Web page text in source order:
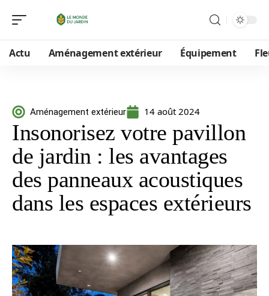
Actu Aménagement extérieur Équipement
Aménagement extérieur 14 août 2024
Insonorisez votre pavillon
de jardin : les avantages
des panneaux acoustiques
dans les espaces extérieurs